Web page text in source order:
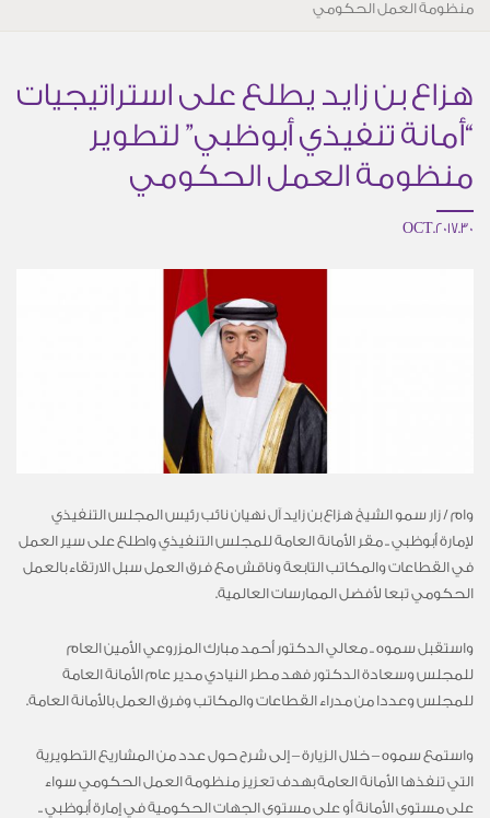
منظومة العمل الحكومي
هزاع بن زايد يطلع على استراتيجيات
“أمانة تنفيذي أبوظبي” لتطوير
منظومة العمل الحكومي
30.OCT.2017
وام / زار سمو الشيخ هزاع بن زايد آل نهيان نائب رئيس المجلس التنفيذي
لإمارة أبوظبي .. مقر الأمانة العامة للمجلس التنفيذي واطلع على سير العمل
في القطاعات والمكاتب التابعة وناقش مع فرق العمل سبل الارتقاء بالعمل
الحكومي تبعا لأفضل الممارسات العالمية.
واستقبل سموه .. معالي الدكتور أحمد مبارك المزروعي الأمين العام
للمجلس وسعادة الدكتور فهد مطر النيادي مدير عام الأمانة العامة
للمجلس وعددا من مدراء القطاعات والمكاتب وفرق العمل بالأمانة العامة.
واستمع سموه – خلال الزيارة – إلى شرح حول عدد من المشاريع التطويرية
التي تنفذها الأمانة العامة بهدف تعزيز منظومة العمل الحكومي سواء
على مستوى الأمانة أو على مستوى الجهات الحكومية في إمارة أبوظبي ..